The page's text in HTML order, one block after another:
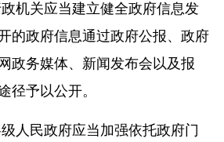
机关应当建立健全政府信息发
的政府信息通过政府公报、政府
政务媒体、新闻发布会以及报
径予以公开。
人民政府应当加强依托政府门